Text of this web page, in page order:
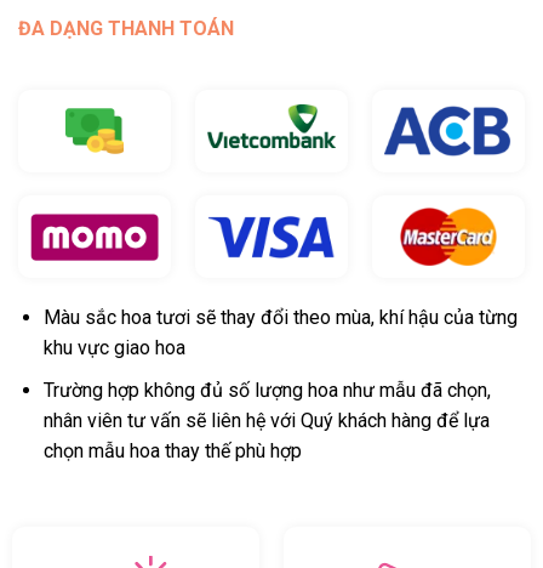
ĐA DẠNG THANH TOÁN
Màu sắc hoa tươi sẽ thay đổi theo mùa, khí hậu của từng
khu vực giao hoa
Trường hợp không đủ số lượng hoa như mẫu đã chọn,
nhân viên tư vấn sẽ liên hệ với Quý khách hàng để lựa
chọn mẫu hoa thay thế phù hợp